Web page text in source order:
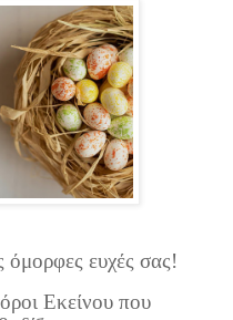
όμορφες ευχές σας!
Εκείνου που